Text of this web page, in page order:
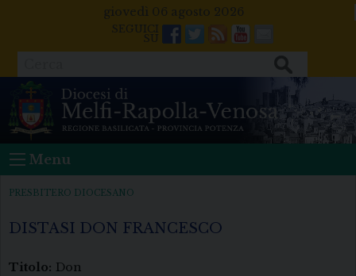
giovedì 06 agosto 2026
Facebook
Twitter
FeedsYoutube
Mail
Menu
PRESBITERO DIOCESANO
DISTASI DON FRANCESCO
Titolo: Don